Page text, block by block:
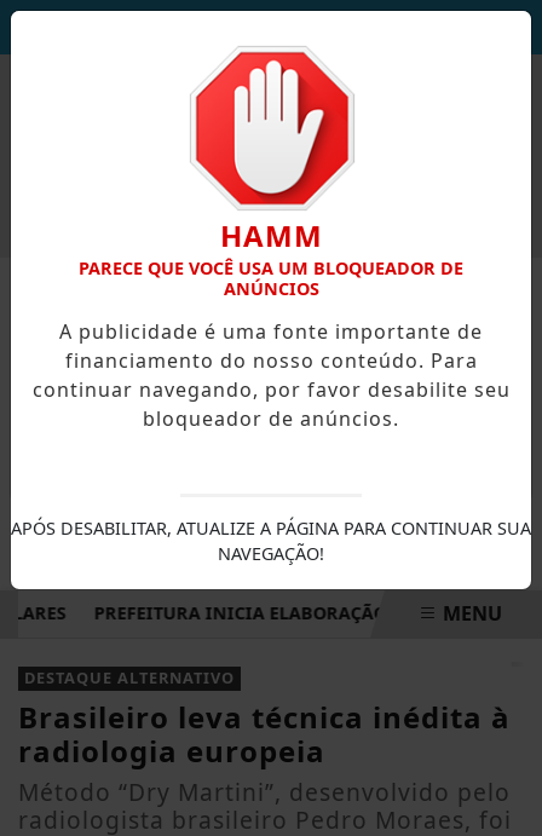
PREFEITURA INICIA ELABORAÇÃO DO PLANO DE
EM ALTA
MENU
DESTAQUE ALTERNATIVO
Brasileiro leva técnica inédita à
radiologia europeia
Método “Dry Martini”, desenvolvido pelo
radiologista brasileiro Pedro Moraes, foi
HAMM
PARECE QUE VOCÊ USA UM BLOQUEADOR DE
ANÚNCIOS
A publicidade é uma fonte importante de
financiamento do nosso conteúdo. Para
continuar navegando, por favor desabilite seu
bloqueador de anúncios.
APÓS DESABILITAR, ATUALIZE A PÁGINA PARA CONTINUAR SUA
NAVEGAÇÃO!